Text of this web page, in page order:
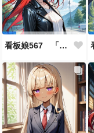
看板娘567 「雪村恋のよもやま話」